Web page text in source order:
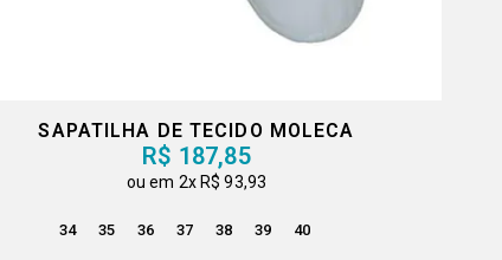
SAPATILHA DE TECIDO MOLECA
R$ 187,85
2x R$ 93,93
34 35 36 37 38 39 40